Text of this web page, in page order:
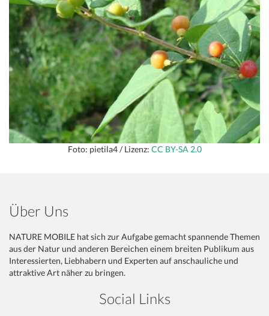
Foto: pietila4 / Lizenz: CC BY-SA 2.0
Über Uns
NATURE MOBILE hat sich zur Aufgabe gemacht spannende Themen
aus der Natur und anderen Bereichen einem breiten Publikum aus
Interessierten, Liebhabern und Experten auf anschauliche und
attraktive Art näher zu bringen.
Social Links